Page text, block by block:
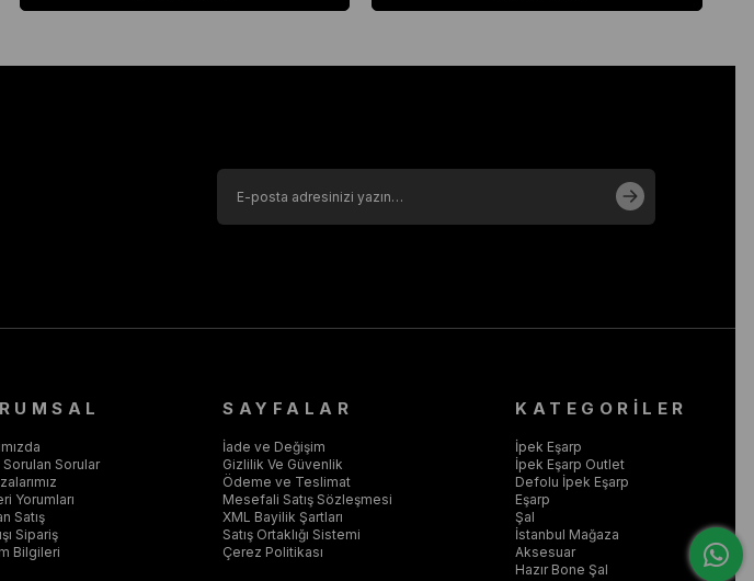
Sorulan Sorular
Yorumları
Satış
Sipariş
Bilgileri
SAYFALAR
İade ve Değişim
Gizlilik Ve Güvenlik
Ödeme ve Teslimat
Mesefali Satış Sözleşmesi
XML Bayilik Şartları
Satış Ortaklığı Sistemi
Çerez Politikası
KATEGORİLER
İpek Eşarp
İpek Eşarp Outlet
Defolu İpek Eşarp
Eşarp
Şal
İstanbul Mağaza
Aksesuar
Hazır Bone Şal